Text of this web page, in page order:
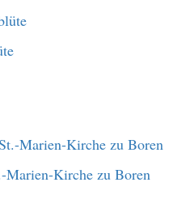
Kirche zu Boren